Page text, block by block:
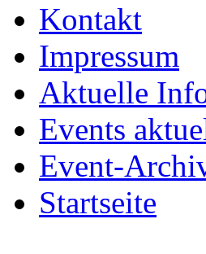
Kontakt
Impressum
Aktuelle
Events
Event-
Startseite